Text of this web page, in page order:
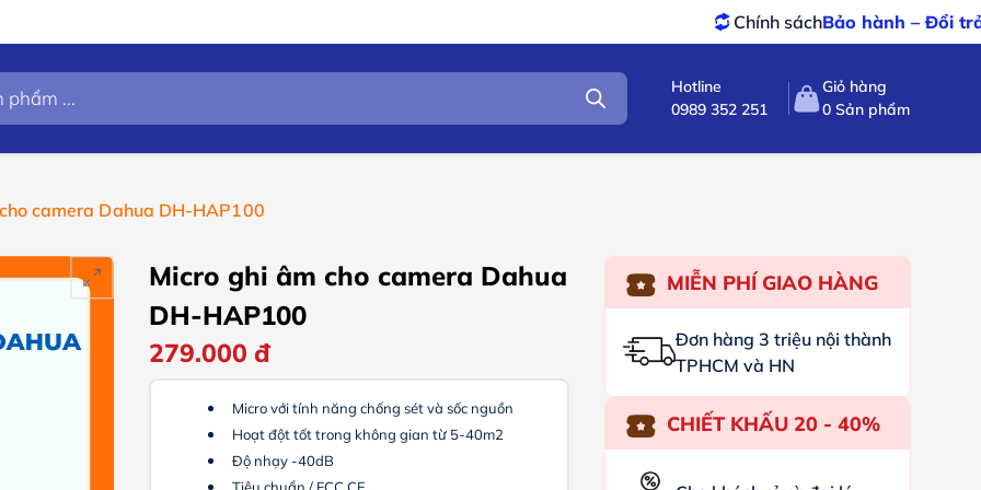
Bảo hành – Đổi trảtốt nhất
Hotline
0989 352 251
Giỏ hàng
0 Sản phẩm
camera Dahua DH-HAP100
Micro ghi âm cho camera Dahua
DH-HAP100
279.000đ
Micro với tính năng chống sét và sốc nguồn
Hoạt đột tốt trong không gian từ 5-40m2
Độ nhạy -40dB
MIỄN PHÍ GIAO HÀNG
Đơn hàng 3 triệu nội thành
TPHCM và HN
CHIẾT KHẤU 20 - 40%